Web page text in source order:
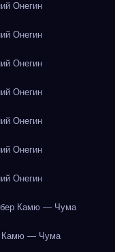
Онегин
Онегин
Онегин
Онегин
Онегин
Онегин
Онегин
Камю — Чума
Камю — Чума